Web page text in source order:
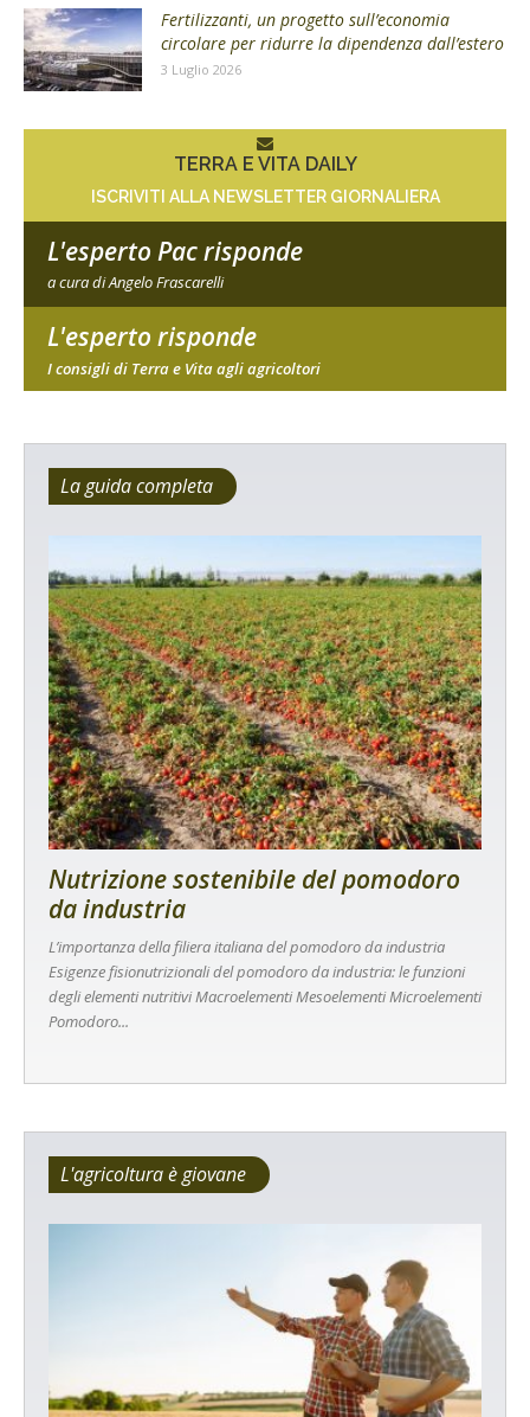
Fertilizzanti, un progetto sull’economia
circolare per ridurre la dipendenza dall’estero
3 Luglio 2026
TERRA E VITA DAILY
ISCRIVITI ALLA NEWSLETTER GIORNALIERA
L'esperto Pac risponde
a cura di Angelo Frascarelli
L'esperto risponde
I consigli di Terra e Vita agli agricoltori
La guida completa
Nutrizione sostenibile del pomodoro
da industria
L’importanza della filiera italiana del pomodoro da industria
Esigenze fisionutrizionali del pomodoro da industria: le funzioni
degli elementi nutritivi Macroelementi Mesoelementi Microelementi
Pomodoro...
L'agricoltura è giovane